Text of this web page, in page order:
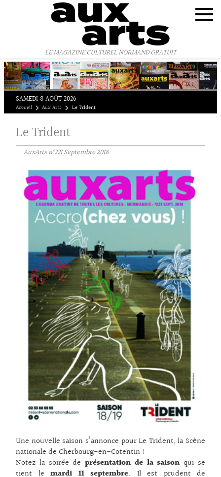
LE MAGAZINE CULTUREL NORMAND GRATUIT
SAMEDI 8 AOÛT 2026
Accueil Aux Arts Le Trident
Le Trident
AuxArts n°221 Septembre 2018
Une nouvelle saison s’annonce pour Le Trident, la Scène
nationale de Cherbourg-en-Cotentin !
Notez la soirée deprésentation de la saison qui se
tient le mardi 11 septembre. Il est prudent de
Panneau de gestion des cookies